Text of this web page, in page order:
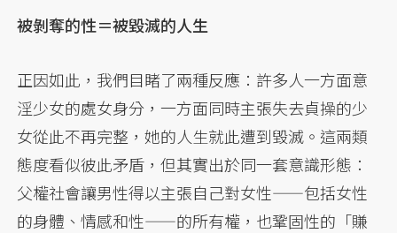
被剝奪的性＝被毀滅的人生
正因如此，我們目睹了兩種反應：許多人一方面意
淫少女的處女身分，一方面同時主張失去貞操的少
女從此不再完整，她的人生就此遭到毀滅。這兩類
態度看似彼此矛盾，但其實出於同一套意識形態：
父權社會讓男性得以主張自己對女性——包括女性
的身體、情感和性——的所有權，也鞏固性的「賺